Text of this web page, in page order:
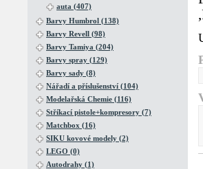
auta (407)
Barvy Humbrol (138)
Barvy Revell (98)
Barvy Tamiya (204)
Barvy spray (129)
Barvy sady (8)
Nářadí a příslušenství (104)
Modelařská Chemie (116)
Stříkací pistole+kompresory (7)
Matchbox (16)
SIKU kovové modely (2)
LEGO (0)
Autodrahy (1)